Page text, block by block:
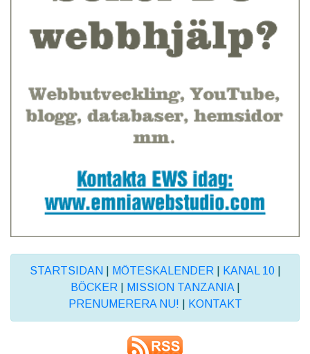
STARTSIDAN MÖTESKALENDER KANAL 10|
BÖCKER
MISSION TANZANIA|
PRENUMERERA NU!
KONTAKT